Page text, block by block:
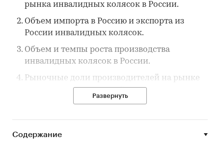
рынка инвалидных колясок в России.
Объем импорта в Россию и экспорта из
России инвалидных колясок.
Объем и темпы роста производства
инвалидных колясок в России.
Рыночные доли производителей на рынке
инвалидных колясок в России.
Конкурентная ситуация на рынке
инвалидных колясок в России.
Основные события, тенденции и
Развернуть
Содержание